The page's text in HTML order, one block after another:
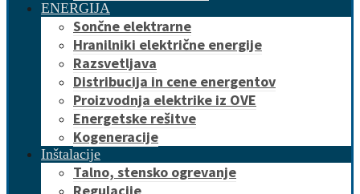
ENERGIJA
Sončne elektrarne
Hranilniki električne energije
Razsvetljava
Distribucija in cene energentov
Proizvodnja elektrike iz OVE
Energetske rešitve
Kogeneracije
Inštalacije
Talno, stensko ogrevanje